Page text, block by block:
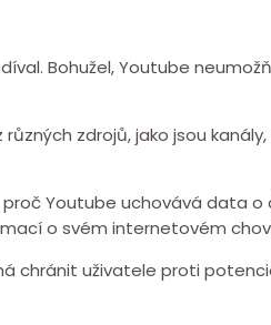
Bohužel, Youtube
zdrojů, jako jsou
Youtube uchovává data o
o svém internetovém
chránit uživatele proti